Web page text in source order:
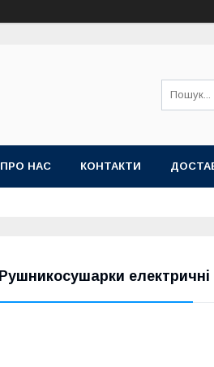
ПРО НАС КОНТАКТИ
Рушникосушарки